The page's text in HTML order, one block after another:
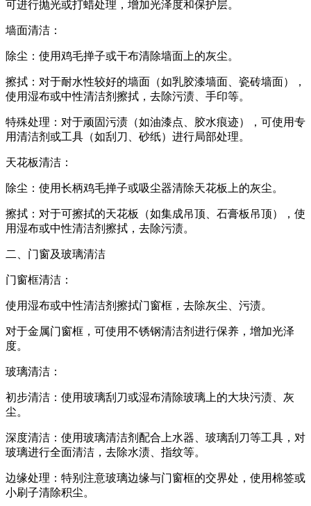
可进行抛光或打蜡处理，增加光泽度和保护层。
墙面清洁：
除尘：使用鸡毛掸子或干布清除墙面上的灰尘。
擦拭：对于耐水性较好的墙面（如乳胶漆墙面、瓷砖墙面），
使用湿布或中性清洁剂擦拭，去除污渍、手印等。
特殊处理：对于顽固污渍（如油漆点、胶水痕迹），可使用专
用清洁剂或工具（如刮刀、砂纸）进行局部处理。
天花板清洁：
除尘：使用长柄鸡毛掸子或吸尘器清除天花板上的灰尘。
擦拭：对于可擦拭的天花板（如集成吊顶、石膏板吊顶），使
用湿布或中性清洁剂擦拭，去除污渍。
二、门窗及玻璃清洁
门窗框清洁：
使用湿布或中性清洁剂擦拭门窗框，去除灰尘、污渍。
对于金属门窗框，可使用不锈钢清洁剂进行保养，增加光泽
度。
玻璃清洁：
初步清洁：使用玻璃刮刀或湿布清除玻璃上的大块污渍、灰
尘。
深度清洁：使用玻璃清洁剂配合上水器、玻璃刮刀等工具，对
玻璃进行全面清洁，去除水渍、指纹等。
边缘处理：特别注意玻璃边缘与门窗框的交界处，使用棉签或
小刷子清除积尘。